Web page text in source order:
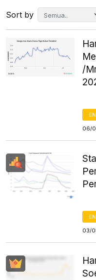
Sort by
/
06/
03/